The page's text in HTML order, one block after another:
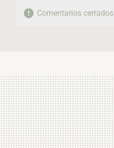
Comentarios cerrados